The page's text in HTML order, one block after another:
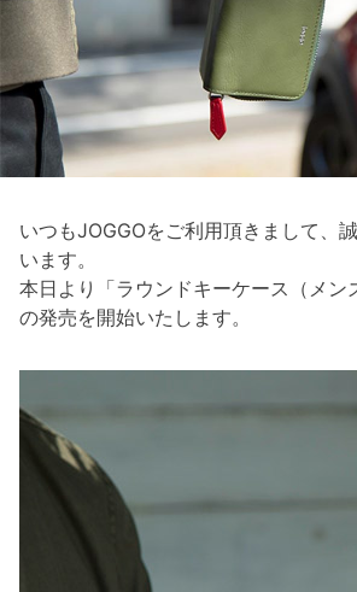
いつもJOGGOをご利用頂きまして、
います。
本日より「ラウンドキーケース（メン
の発売を開始いたします。